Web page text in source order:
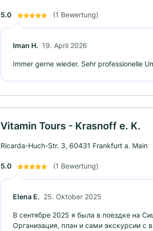
5.0 (1 Bewertung)
Iman H. 19. April 2026
Immer gerne wieder. Sehr professionelle
Vitamin Tours - Krasnoff e. K.
Ricarda-Huch-Str. 3, 60431 Frankfurt a. Main
5.0 (1 Bewertung)
Elena E. 25. Oktober 2025
В сентябре 2025 я была в поездке на
Организация, план и сами экскурсии с